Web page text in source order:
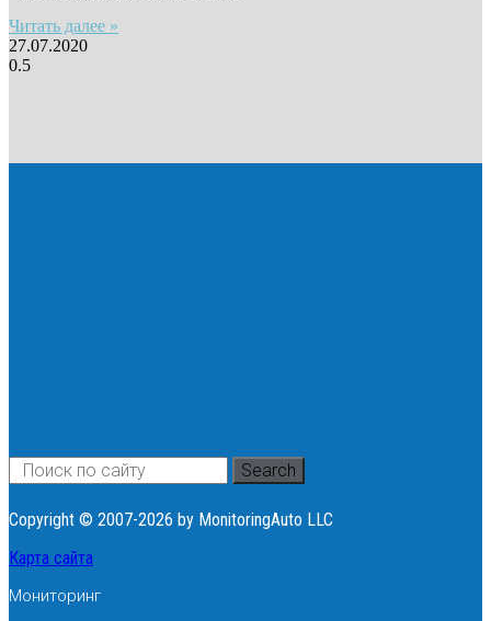
Читать далее »
27.07.2020
Search
Copyright © 2007-2026 by MonitoringAuto LLC
Карта сайта
Мониторинг